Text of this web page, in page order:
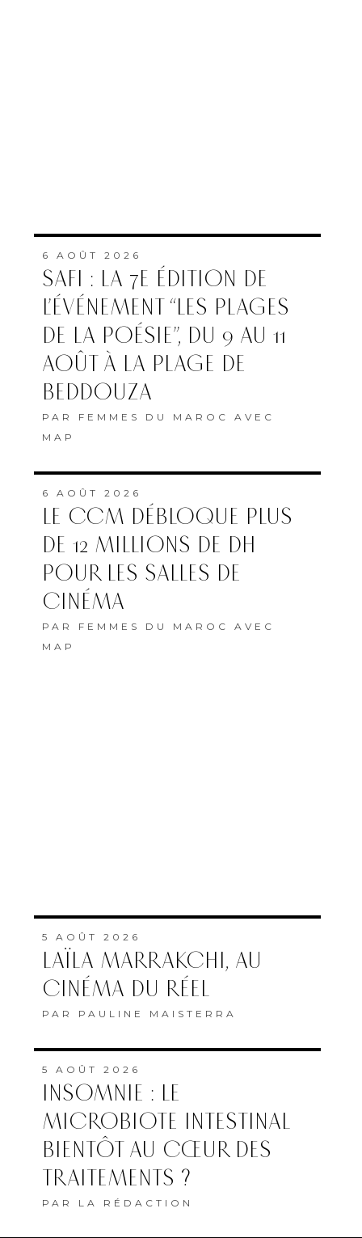
6 AOÛT 2026
SAFI : LA 7E ÉDITION DE
L’ÉVÉNEMENT “LES PLAGES
DE LA POÉSIE”, DU 9 AU 11
AOÛT À LA PLAGE DE
BEDDOUZA
PAR FEMMES DU MAROC AVEC
MAP
6 AOÛT 2026
LE CCM DÉBLOQUE PLUS
DE 12 MILLIONS DE DH
POUR LES SALLES DE
CINÉMA
PAR FEMMES DU MAROC AVEC
MAP
5 AOÛT 2026
LAÏLA MARRAKCHI, AU
CINÉMA DU RÉEL
PAR PAULINE MAISTERRA
5 AOÛT 2026
INSOMNIE : LE
MICROBIOTE INTESTINAL
BIENTÔT AU CŒUR DES
TRAITEMENTS ?
PAR LA RÉDACTION